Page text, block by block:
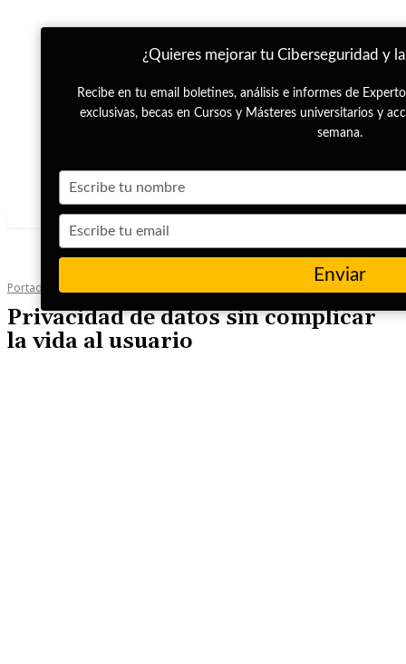
Portada Ciberseguridad
Privacidad de datos sin complicar
la vida al usuario
¿Quieres mejorar tu Ciberseguridad y
Recibe en tu email boletines, análisis e informes de
exclusivas, becas en Cursos y Másteres universitarios y
semana.
Type
your
name
Type
your
email
Enviar